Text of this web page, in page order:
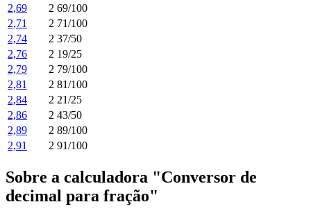
2,69
2 69/100
2,71
2 71/100
2,74
2 37/50
2,76
2 19/25
2,79
2 79/100
2,81
2 81/100
2,84
2 21/25
2,86
2 43/50
2,89
2 89/100
2,91
2 91/100
Sobre a calculadora "Conversor de
decimal para fração"